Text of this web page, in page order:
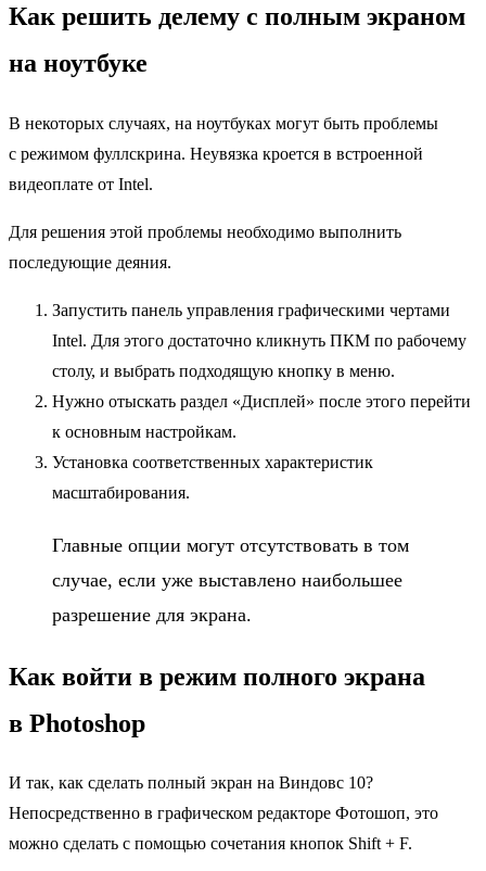
Как решить делему с полным экраном
на ноутбуке
В некоторых случаях, на ноутбуках могут быть проблемы
с режимом фуллскрина. Неувязка кроется в встроенной
видеоплате от Intel.
Для решения этой проблемы необходимо выполнить
последующие деяния.
Запустить панель управления графическими чертами
Intel. Для этого достаточно кликнуть ПКМ по рабочему
столу, и выбрать подходящую кнопку в меню.
Нужно отыскать раздел «Дисплей» после этого перейти
к основным настройкам.
Установка соответственных характеристик
масштабирования.
Главные опции могут отсутствовать в том
случае, если уже выставлено наибольшее
разрешение для экрана.
Как войти в режим полного экрана
в Photoshop
И так, как сделать полный экран на Виндовс 10?
Непосредственно в графическом редакторе Фотошоп, это
можно сделать с помощью сочетания кнопок Shift + F.